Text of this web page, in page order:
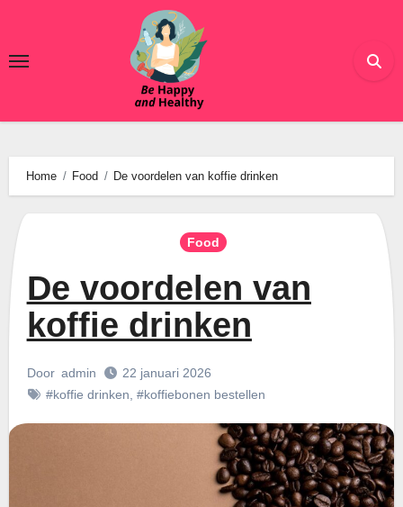
de
Home Food De voordelen van koffie drinken
Food
De voordelen van
koffie drinken
Door admin
22 januari 2026
#koffie drinken #koffiebonen bestellen